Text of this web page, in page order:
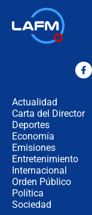
Actualidad
Carta del Director
Deportes
Economía
Emisiones
Entretenimiento
Internacional
Orden Público
Política
Sociedad